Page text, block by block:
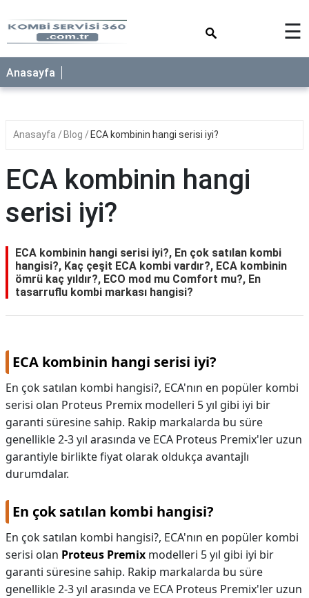
☰
Anasayfa
Anasayfa Blog ECA kombinin hangi serisi iyi?
ECA kombinin hangi
serisi iyi?
ECA kombinin hangi serisi iyi?, En çok satılan kombi
hangisi?, Kaç çeşit ECA kombi vardır?, ECA kombinin
ömrü kaç yıldır?, ECO mod mu Comfort mu?, En
tasarruflu kombi markası hangisi?
ECA kombinin hangi serisi iyi?
En çok satılan kombi hangisi?, ECA'nın en popüler kombi
serisi olan Proteus Premix modelleri 5 yıl gibi iyi bir
garanti süresine sahip. Rakip markalarda bu süre
genellikle 2-3 yıl arasında ve ECA Proteus Premix'ler uzun
garantiyle birlikte fiyat olarak oldukça avantajlı
durumdalar.
En çok satılan kombi hangisi?
En çok satılan kombi hangisi?, ECA'nın en popüler kombi
serisi olan Proteus Premix modelleri 5 yıl gibi iyi bir
garanti süresine sahip. Rakip markalarda bu süre
genellikle 2-3 yıl arasında ve ECA Proteus Premix'ler uzun